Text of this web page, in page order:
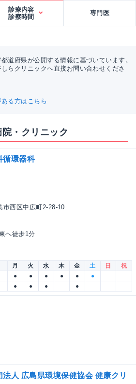
診療内容
診察時間
専門医
道府県が公開する情報に基づいています。
らクリニックへ直接お問い合わせくださ
る方はこちら
・クリニック
循環器科
市西区中広町2-28-10
へ徒歩1分
月 火 水 木 金 土 日
祝
● ● ● ● ●
●
● ● ● ●
法人 広島県環境保健協会 健康クリ